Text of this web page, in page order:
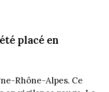
placé en
Rhône-Alpes. Ce